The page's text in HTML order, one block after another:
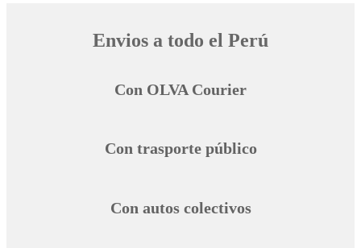
Envios a todo el Perú
Con OLVA Courier
Con trasporte público
Con autos colectivos